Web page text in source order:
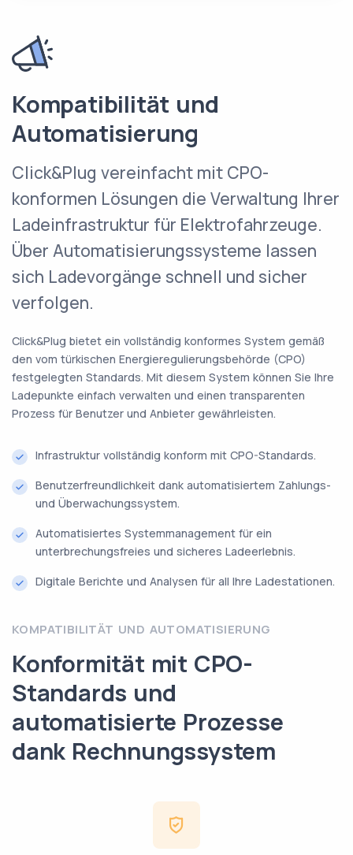
Kompatibilität und
Automatisierung
Click&Plug vereinfacht mit CPO-
konformen Lösungen die Verwaltung Ihrer
Ladeinfrastruktur für Elektrofahrzeuge.
Über Automatisierungssysteme lassen
sich Ladevorgänge schnell und sicher
verfolgen.
Click&Plug bietet ein vollständig konformes System gemäß
den vom türkischen Energieregulierungsbehörde (CPO)
festgelegten Standards. Mit diesem System können Sie Ihre
Ladepunkte einfach verwalten und einen transparenten
Prozess für Benutzer und Anbieter gewährleisten.
Infrastruktur vollständig konform mit CPO-Standards.
Benutzerfreundlichkeit dank automatisiertem Zahlungs-
und Überwachungssystem.
Automatisiertes Systemmanagement für ein
unterbrechungsfreies und sicheres Ladeerlebnis.
Digitale Berichte und Analysen für all Ihre Ladestationen.
KOMPATIBILITÄT UND AUTOMATISIERUNG
Konformität mit CPO-
Standards und
automatisierte Prozesse
dank Rechnungssystem